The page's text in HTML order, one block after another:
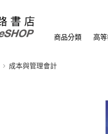
商品分類 高
成本與管理會計